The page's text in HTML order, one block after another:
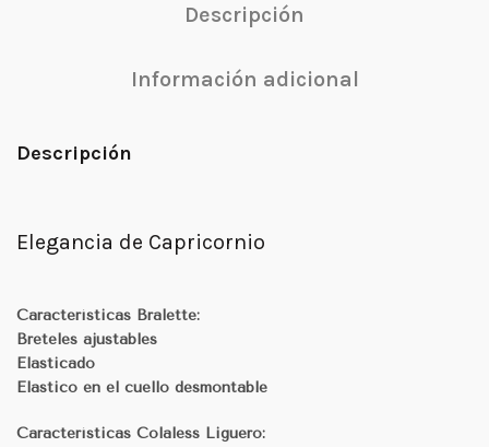
Descripción
Información adicional
Descripción
Elegancia de Capricornio
Características Bralette:
Breteles ajustables
Elasticado
Elastico en el cuello desmontable
Características Colaless Liguero: